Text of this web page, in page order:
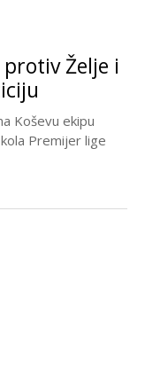
Želje i
Koševu ekipu
Premijer lige